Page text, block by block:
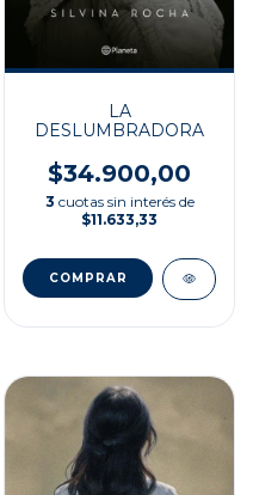
LA
DESLUMBRADORA
$34.900,00
3 cuotas sin interés de
$11.633,33